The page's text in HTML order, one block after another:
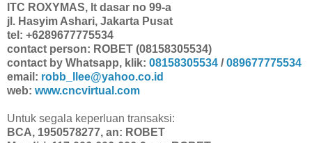
ITC ROXYMAS, lt dasar no 99-a
jl. Hasyim Ashari, Jakarta Pusat
tel: +6289677775534
contact person: ROBET (08158305534)
contact by Whatsapp, klik: 08158305534 /089677775534
email: robb_llee@yahoo.co.id
web: www.cncvirtual.com
Untuk segala keperluan transaksi:
BCA, 1950578277, an: ROBET